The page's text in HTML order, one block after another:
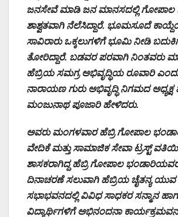
ಜನಸೇವೆ ಮಾಡಿ ಜನ ಮಾನಸದಲ್ಲಿ
ಶಾಶ್ವತವಾಗಿ ನೆಲೆಸಿದ್ದಾರೆ. ಭೂಮಸೂದೆ
ಸಾವಿರಾರು ಒಕ್ಕಲುಗಳಿಗೆ ಭೂಮಿ ನೀಡಿ
ತೋರಿದ್ದಾರೆ. ಬಡವರ ಪರವಾಗಿ ನಿಂತವರು
ಹೆಬ್ರಿಯ ಸಮಗ್ರ ಅಭಿವೃದ್ಧಿಯ ರೂವಾರಿ ಎಂದು
ನಾರಾಯಣ ಗುರು ಅಭಿವೃದ್ಧಿ ನಿಗಮದ ಅಧ್ಯಕ್ಷ
ಮಂಜುನಾಥ ಪೂಜಾರಿ ಹೇಳಿದರು.
ಅವರು ಮಂಗಳವಾರ ಹೆಬ್ರಿ ಗೋಪಾಲ
ವೇದಿಕೆ ಮತ್ತು ಸಾಮಾಜಿಕ ಸೇವಾ ಟ್ರಸ್ಟ್‌
ಶಾಸಕರಾಗಿದ್ದ ಹೆಬ್ರಿ ಗೋಪಾಲ ಭಂಡಾರಿಯವರ
ದಿನಾಚರಣೆ ಸಲುವಾಗಿ ಹೆಬ್ರಿಯ ಚೈತನ್ಯ ಯುವ
ಸಭಾಭವನದಲ್ಲಿ ವಿವಿಧ ಸಾಧಕರ ಸನ್ಮಾನ
ವಿದ್ಯಾರ್ಥಿಗಳಿಗೆ ಅಭಿನಂದನಾ